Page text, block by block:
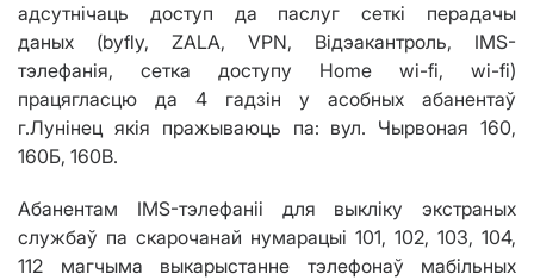
адсутнічаць доступ да паслуг сеткі перадачы
даных (byfly, ZALA, VPN, Відэакантроль, IMS-
тэлефанія, cетка доступу Home wi-fi, wi-fi)
працягласцю да 4 гадзiн у асобных абанентаў
г.Лунiнец якія пражываюць па: вул. Чырвоная 160,
160Б, 160В.
Абанентам IMS-тэлефаніі для выкліку экстраных
службаў па скарочанай нумарацыі 101, 102, 103, 104,
112 магчыма выкарыстанне тэлефонаў мабільных